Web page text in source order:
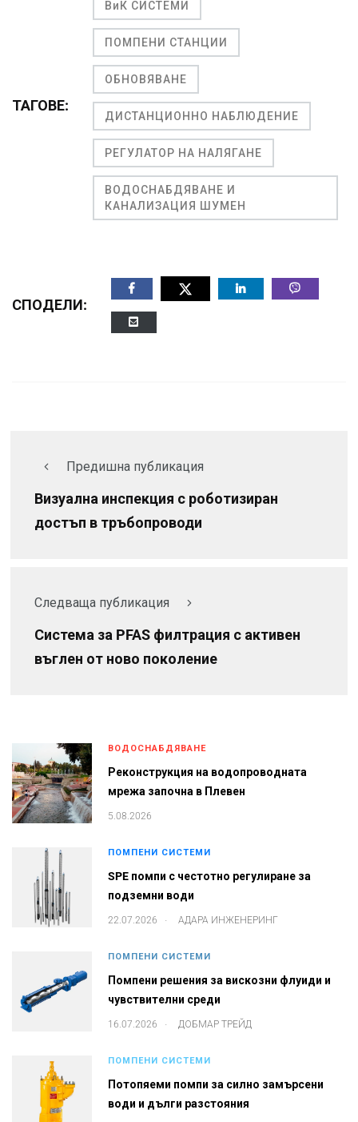
ТАГОВЕ:
ВиК СИСТЕМИ
ПОМПЕНИ СТАНЦИИ
ОБНОВЯВАНЕ
ДИСТАНЦИОННО НАБЛЮДЕНИЕ
РЕГУЛАТОР НА НАЛЯГАНЕ
ВОДОСНАБДЯВАНЕ И
КАНАЛИЗАЦИЯ ШУМЕН
СПОДЕЛИ:
Предишна публикация
Визуална инспекция с роботизиран
достъп в тръбопроводи
Следваща публикация
Система за PFAS филтрация с активен
въглен от ново поколение
ВОДОСНАБДЯВАНЕ
Реконструкция на водопроводната
мрежа започна в Плевен
5.08.2026
ПОМПЕНИ СИСТЕМИ
SPE помпи с честотно регулиране за
подземни води
22.07.2026 . АДАРА ИНЖЕНЕРИНГ
ПОМПЕНИ СИСТЕМИ
Помпени решения за вискозни флуиди и
чувствителни среди
16.07.2026 . ДОБМАР ТРЕЙД
ПОМПЕНИ СИСТЕМИ
Потопяеми помпи за силно замърсени
води и дълги разстояния